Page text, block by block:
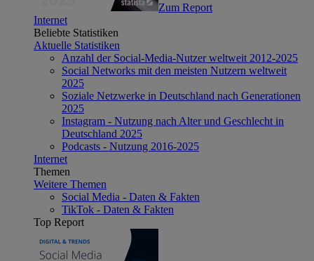
Zum Report
Internet
Beliebte Statistiken
Aktuelle Statistiken
Anzahl der Social-Media-Nutzer weltweit 2012-2025
Social Networks mit den meisten Nutzern weltweit
2025
Soziale Netzwerke in Deutschland nach Generationen
2025
Instagram - Nutzung nach Alter und Geschlecht in
Deutschland 2025
Podcasts - Nutzung 2016-2025
Internet
Themen
Weitere Themen
Social Media - Daten & Fakten
TikTok - Daten & Fakten
Top Report